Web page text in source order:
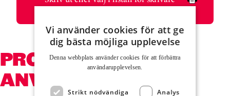
PRODUKTER SOM
ANVÄNDS
Vi använder cookies för att ge
dig bästa möjliga upplevelse
Denna webbplats använder cookies för att för­bättra
användar­upplevelsen.
Strikt nödvändiga Analys